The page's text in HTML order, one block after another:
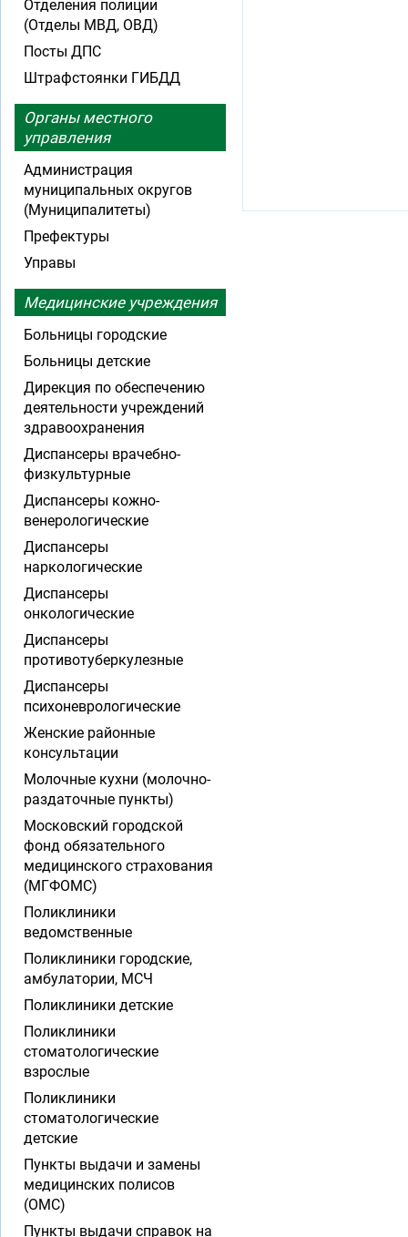
Отделения полиции
(Отделы МВД, ОВД)
Посты ДПС
Штрафстоянки ГИБДД
Органы местного
управления
Администрация
муниципальных округов
(Муниципалитеты)
Префектуры
Управы
Медицинские учреждения
Больницы городские
Больницы детские
Дирекция по обеспечению
деятельности учреждений
здравоохранения
Диспансеры врачебно-
физкультурные
Диспансеры кожно-
венерологические
Диспансеры
наркологические
Диспансеры
онкологические
Диспансеры
противотуберкулезные
Диспансеры
психоневрологические
Женские районные
консультации
Молочные кухни (молочно-
раздаточные пункты)
Московский городской
фонд обязательного
медицинского страхования
(МГФОМС)
Поликлиники
ведомственные
Поликлиники городские,
амбулатории, МСЧ
Поликлиники детские
Поликлиники
стоматологические
взрослые
Поликлиники
стоматологические
детские
Пункты выдачи и замены
медицинских полисов
(ОМС)
Пункты выдачи справок на